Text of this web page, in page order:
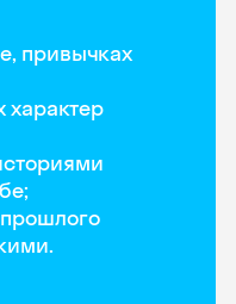
привычках
характер